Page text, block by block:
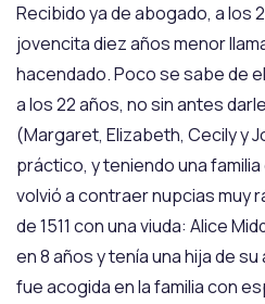
Recibido ya de abogado, a los
jovencita diez años menor
hacendado. Poco se sabe de
a los 22 años, no sin antes
(Margaret, Elizabeth, Cecily y
práctico, y teniendo una
volvió a contraer nupcias muy
de 1511 con una viuda: Alice
en 8 años y tenía una hija de
fue acogida en la familia con